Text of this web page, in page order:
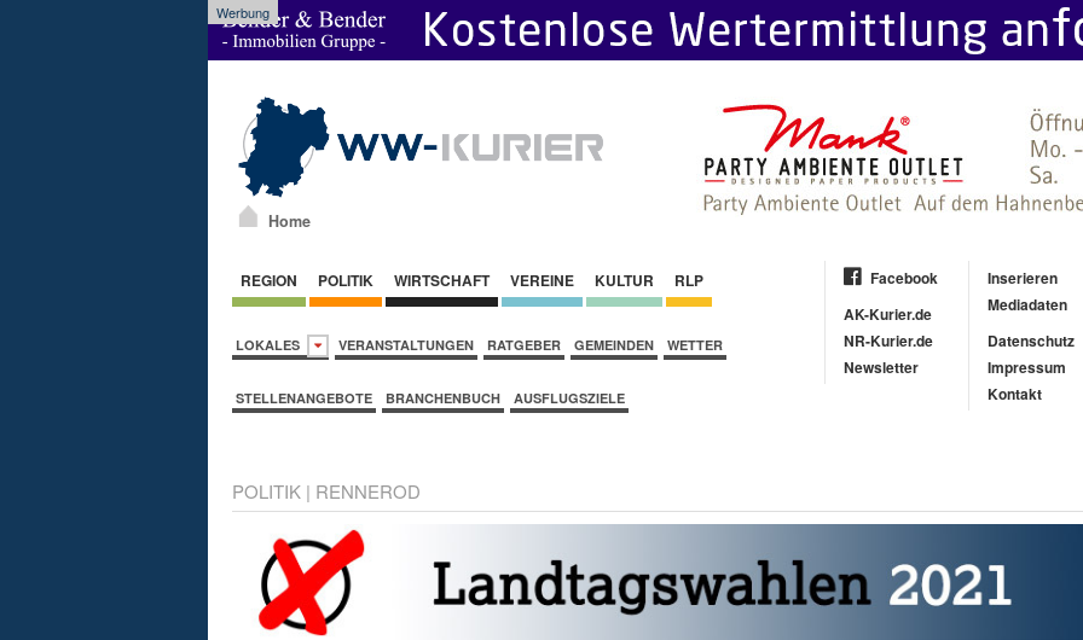
Werbung
Home
REGION POLITIK WIRTSCHAFT VEREINE KULTUR RLP
LOKALES VERANSTALTUNGEN RATGEBER GEMEINDEN WETTER
STELLENANGEBOTE BRANCHENBUCH AUSFLUGSZIELE
Facebook
AK-Kurier.de
NR-Kurier.de
Newsletter
Inserieren
Mediadaten
Datenschutz
Impressum
Kontakt
POLITIK | RENNEROD